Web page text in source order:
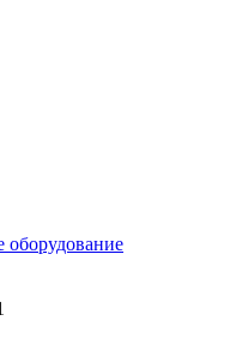
оборудование